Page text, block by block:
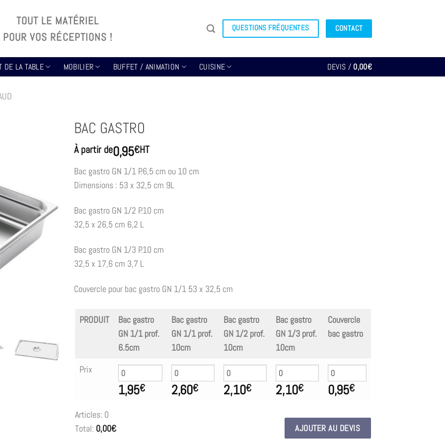
TOUT LE MATÉRIEL
POUR VOS RÉCEPTIONS !
QUESTIONS FRÉQUENTES CONTACT
DE LA TABLE MOBILIER BUFFET / ANIMATION CUISINE DEVIS / 0,00€
BAC GASTRO
À partir de0,95€HT
Bac gastro GN 1/1 P.6,5 cm ou 10 cm
Dimensions : 53 x 32,5 cm 9L
Bac gastro GN 1/2 P.10 cm
32,5 x 26,5 cm 6,2 L
Bac gastro GN 1/3 P.10 cm
32,5 x 17,6 cm 3,7 L
Couvercle pour bac gastro GN 1/1 53 x 32,5 cm
PRODUIT
Bac gastro
GN 1/1 prof.
6.5cm
Bac gastro
GN 1/1 prof.
10cm
Bac gastro
GN 1/2 prof.
10cm
Bac gastro
GN 1/3 prof.
10cm
Couvercle
bac gastro
Prix
1,95€ 2,60€ 2,10€ 2,10€ 0,95€
Articles: 0
Total: 0,00€ AJOUTER AU DEVIS